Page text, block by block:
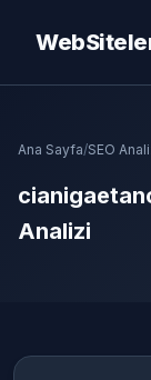
Ana Sayfa/SEO
Analizi